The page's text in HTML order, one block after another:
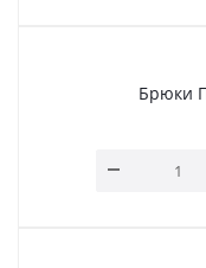
Брюки